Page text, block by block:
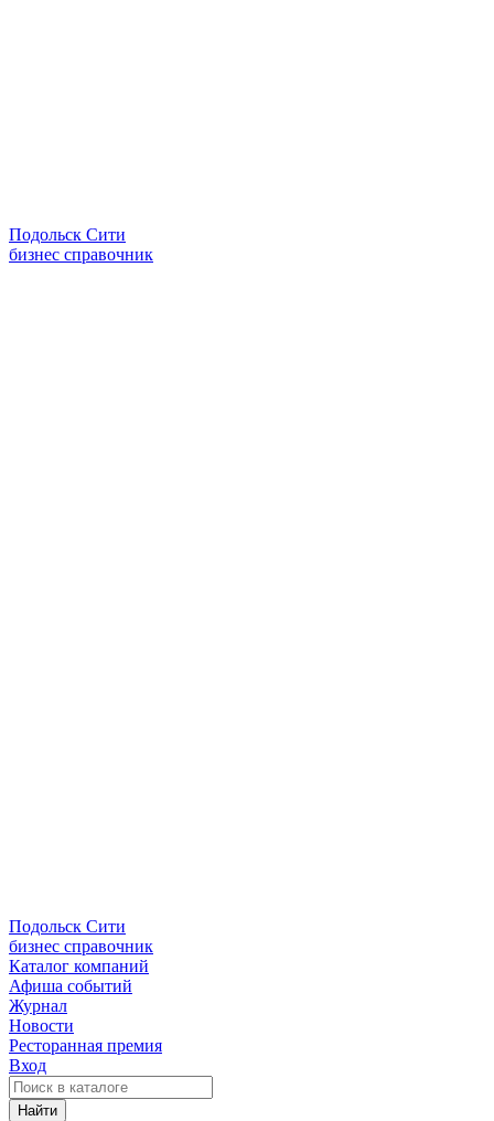
Подольск Сити
бизнес справочник
Подольск Сити
бизнес справочник
Каталог компаний
Афиша событий
Журнал
Новости
Ресторанная премия
Вход
Найти